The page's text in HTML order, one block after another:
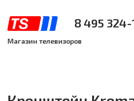
8 495
Магазин телевизоров